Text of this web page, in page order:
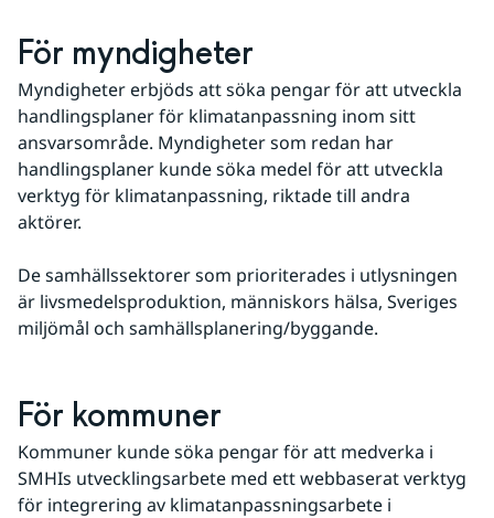
För myndigheter
Myndigheter erbjöds att söka pengar för att utveckla
handlingsplaner för klimatanpassning inom sitt
ansvarsområde. Myndigheter som redan har
handlingsplaner kunde söka medel för att utveckla
verktyg för klimatanpassning, riktade till andra
aktörer.
De samhällssektorer som prioriterades i utlysningen
är livsmedelsproduktion, människors hälsa, Sveriges
miljömål och samhällsplanering/byggande.
För kommuner
Kommuner kunde söka pengar för att medverka i
SMHIs utvecklingsarbete med ett webbaserat verktyg
för integrering av klimatanpassningsarbete i